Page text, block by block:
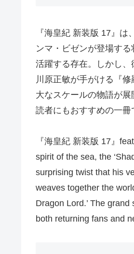
『海皇紀 新装版 17』は
ンマ・ビゼンが登場す
活躍する存在。しかし、
川原正敏が手がける『
大なスケールの物語が
読者にもおすすめの一冊
『海皇紀 新装版 17』
spirit of the sea, the
surprising twist that his
weaves together the
Dragon Lord.’ The
both returning fans and